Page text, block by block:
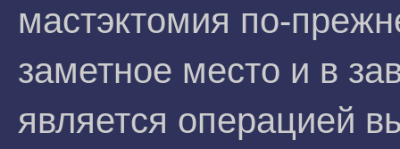
мастэктомия по-
заметное место и в
является операцией